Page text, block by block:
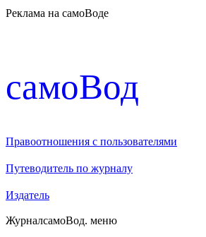
Реклама на самоВоде
cамоВод
Правоотношения с пользователями
Путеводитель по журналу
Издатель
ЖурналсамоВод. меню